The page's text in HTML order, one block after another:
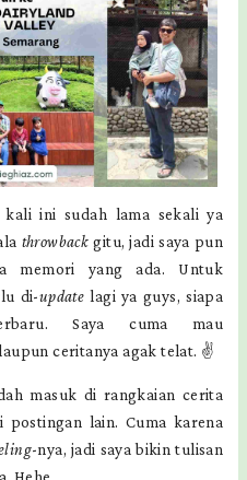
kali ini sudah lama sekali ya
throwback gitu, jadi saya pun
memori yang ada. Untuk
di-update lagi ya guys, siapa
Saya cuma mau
ceritanya agak telat. ✌️
masuk di rangkaian cerita
postingan lain. Cuma karena
-nya, jadi saya bikin tulisan